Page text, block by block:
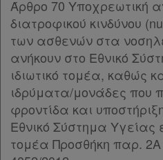
Άρθρο 70 Υποχρεωτική
διατροφικού κινδύνου
των ασθενών στα
ανήκουν στο Εθνικό
ιδιωτικό τομέα, καθώς
ιδρύματα/μονάδες που
φροντίδα και
Εθνικό Σύστημα Υγείας
τομέα Προσθήκη παρ.